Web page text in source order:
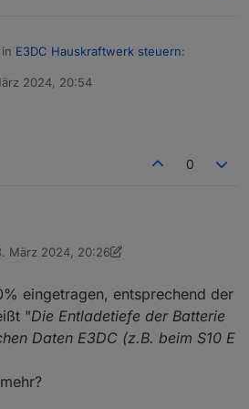
E3DC Hauskraftwerk steuern:
2024, 20:54
0
März 2024, 20:26
von bluebean
eingetragen, entsprechend der
"Die Entladetiefe der Batterie
Daten E3DC (z.B. beim S10 E